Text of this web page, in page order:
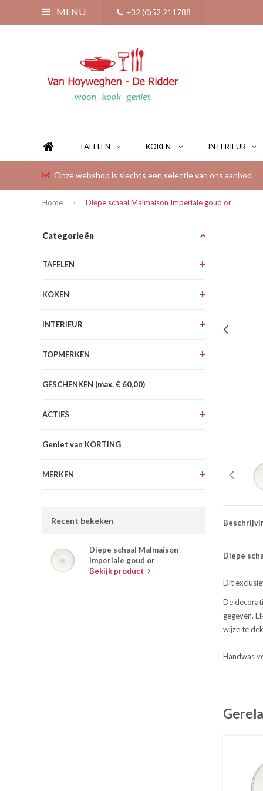
MENU +32 (0)52 211788
TAFELEN KOKEN INTERIEUR
Onze webshop is slechts een selectie van ons aanbod
Home Diepe schaal Malmaison Imperiale goud or
Categorieën
TAFELEN
KOKEN
INTERIEUR
TOPMERKEN
GESCHENKEN (max. € 60,00)
ACTIES
Geniet van KORTING
MERKEN
Recent bekeken
Diepe schaal Malmaison
Imperiale goud or
Bekijk product
Diepe
Dit
De
gegeven.
wijze te
Handwas